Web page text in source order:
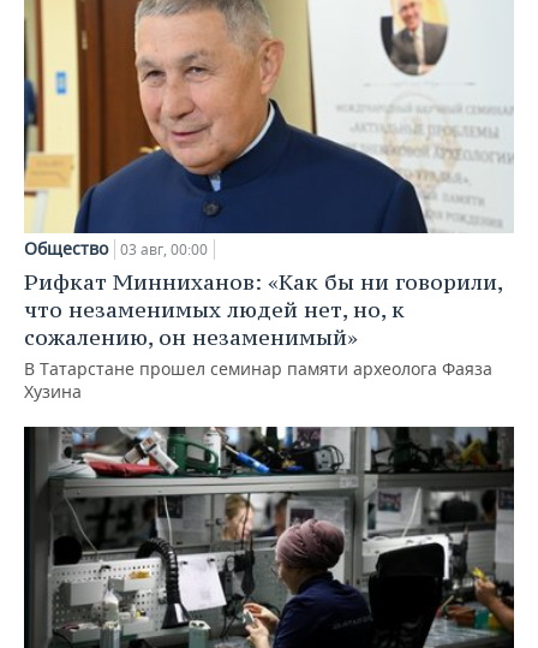
Общество 03 авг, 00:00
Рифкат Минниханов: «Как бы ни говорили,
что незаменимых людей нет, но, к
сожалению, он незаменимый»
В Татарстане прошел семинар памяти археолога Фаяза
Хузина